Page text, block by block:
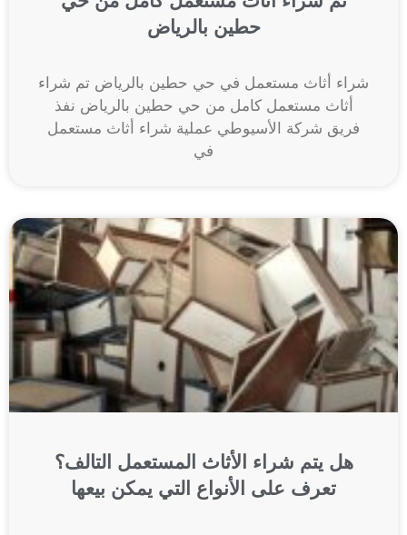
حطين بالرياض
شراء أثاث مستعمل في حي حطين بالرياض تم شراء
أثاث مستعمل كامل من حي حطين بالرياض نفذ
فريق شركة الأسيوطي عملية شراء أثاث مستعمل
في
هل يتم شراء الأثاث المستعمل التالف؟
تعرف على الأنواع التي يمكن بيعها